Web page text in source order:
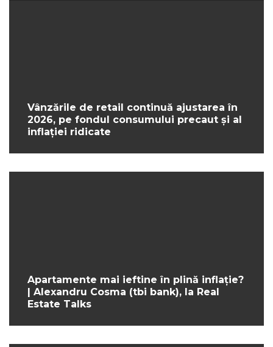
Vânzările de retail continuă ajustarea în
2026, pe fondul consumului precaut și al
inflației ridicate
Apartamente mai ieftine în plină inflație?
| Alexandru Cosma (tbi bank), la Real
Estate Talks